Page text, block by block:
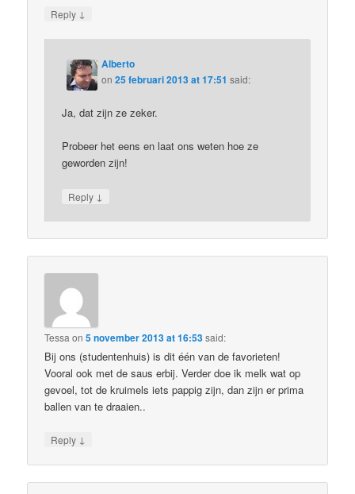
Reply ↓
Alberto
on25 februari 2013 at 17:51 said:
Ja, dat zijn ze zeker.
Probeer het eens en laat ons weten hoe ze
geworden zijn!
Reply ↓
Tessa on5 november 2013 at 16:53said:
Bij ons (studentenhuis) is dit één van de favorieten!
Vooral ook met de saus erbij. Verder doe ik melk wat op
gevoel, tot de kruimels iets pappig zijn, dan zijn er prima
ballen van te draaien..
Reply ↓